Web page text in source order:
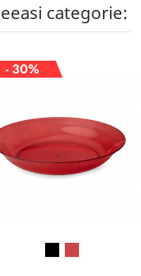
categorie:
- 30%